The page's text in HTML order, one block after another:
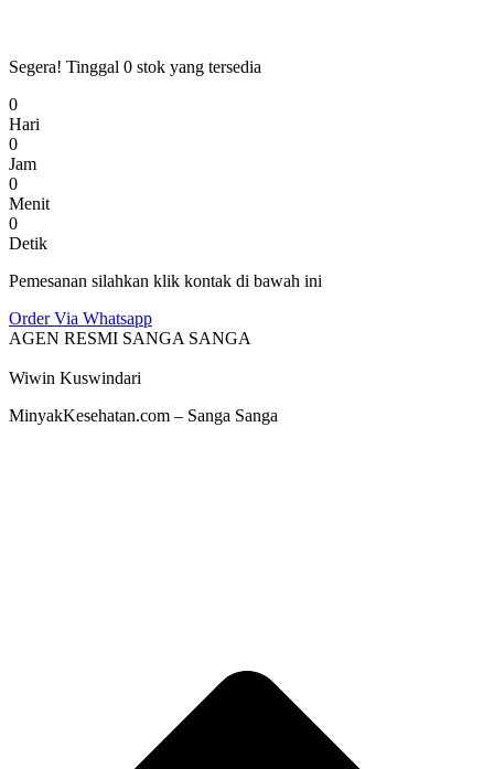
Segera! Tinggal 0 stok yang tersedia
0
Hari
0
Jam
0
Menit
0
Detik
Pemesanan silahkan klik kontak di bawah ini
Order Via Whatsapp
AGEN RESMI SANGA SANGA
Wiwin Kuswindari
MinyakKesehatan.com – Sanga Sanga